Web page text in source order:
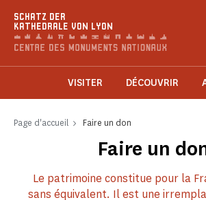
SCHATZ DER
KATHEDRALE VON LYON
VISITER DÉCOUVRIR
Page d'accueil Faire un don
Faire un
Le patrimoine constitue pour la
sans équivalent. Il est une